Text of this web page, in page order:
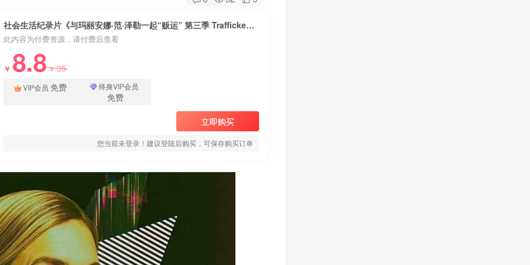
社会生活纪录片《与玛丽安娜·范·泽勒一起“贩运” 第三季 Trafficked with Mariana Van Zeller Season 3》下载
此内容为付费资源，请付费后查看
￥ 8.8￥35
VIP会员 免费 终身VIP会员
免费
立即购买
您当前未登录！建议登陆后购买，可保存购买订单